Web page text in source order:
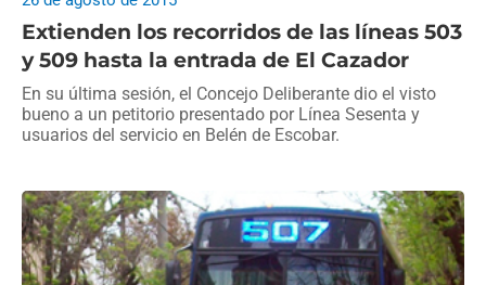
Extienden los recorridos de las líneas 503
y 509 hasta la entrada de El Cazador
En su última sesión, el Concejo Deliberante dio el visto
bueno a un petitorio presentado por Línea Sesenta y
usuarios del servicio en Belén de Escobar.